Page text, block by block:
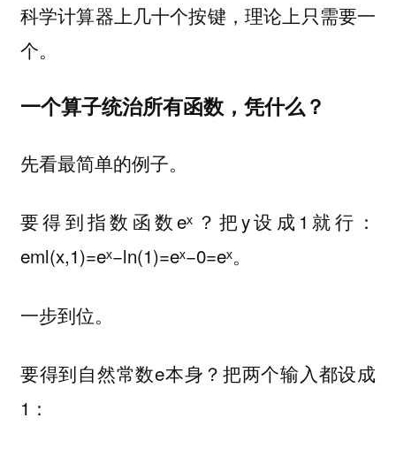
科学计算器上几十个按键，理论上只需要一
个。
一个算子统治所有函数，凭什么？
先看最简单的例子。
要得到指数函数eˣ？把y设成1就行：
eml(x,1)=eˣ−ln(1)=eˣ−0=eˣ。
一步到位。
要得到自然常数e本身？把两个输入都设成
1：